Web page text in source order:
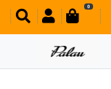
0